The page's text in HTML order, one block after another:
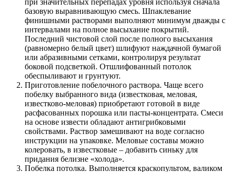
базовую выравнивающую смесь. Шпаклевание
финишными растворами выполняют минимум дважды с
интервалами на полное высыхание покрытий.
Последний чистовой слой после полного высыхания
(равномерно белый цвет) шлифуют наждачной бумагой
или абразивными сетками, контролируя результат
боковой подсветкой. Отшлифованный потолок
обеспыливают и грунтуют.
Приготовление побелочного раствора. Чаще всего
побелку выбранного вида (известковая, меловая,
известково-меловая) приобретают готовой в виде
расфасованных порошка или пасты-концентрата. Смеси
на основе извести обладают антигрибковыми
свойствами. Раствор замешивают на воде согласно
инструкции на упаковке. Меловые составы можно
колеровать, в известковые – добавить синьку для
придания белизне «холода».
Побелка потолка. Выполняется краскопультом, валиком